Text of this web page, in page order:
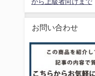
お問い合わせ